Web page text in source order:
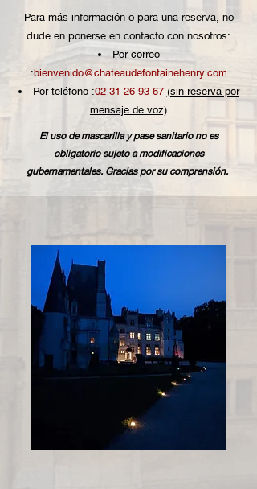
Para más información o para una reserva, no
dude en ponerse en contacto con nosotros:
Por correo
:bienvenido@chateaudefontainehenry.com
Por teléfono :02 31 26 93 67 (sin reserva por
mensaje de voz)
El uso de mascarilla y pase sanitario no es
obligatorio sujeto a modificaciones
gubernamentales. Gracias por su comprensión.